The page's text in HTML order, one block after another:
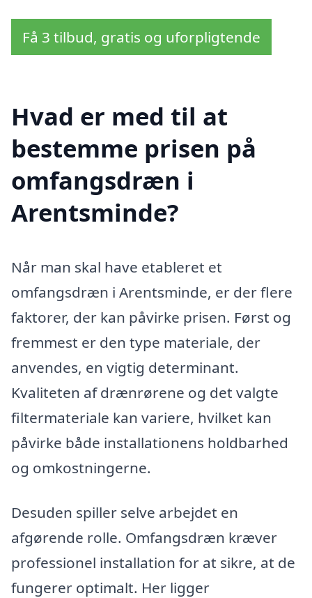
Få 3 tilbud, gratis og uforpligtende
Hvad er med til at
bestemme prisen på
omfangsdræn i
Arentsminde?
Når man skal have etableret et
omfangsdræn i Arentsminde, er der flere
faktorer, der kan påvirke prisen. Først og
fremmest er den type materiale, der
anvendes, en vigtig determinant.
Kvaliteten af drænrørene og det valgte
filtermateriale kan variere, hvilket kan
påvirke både installationens holdbarhed
og omkostningerne.
Desuden spiller selve arbejdet en
afgørende rolle. Omfangsdræn kræver
professionel installation for at sikre, at de
fungerer optimalt. Her ligger